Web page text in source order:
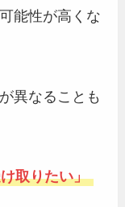
能性が高くな
異なることも
取りたい」